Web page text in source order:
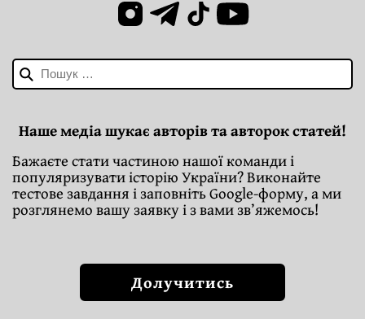
Пошук:
Наше медіа шукає авторів та авторок статей!
Бажаєте стати частиною нашої команди і
популяризувати історію України? Виконайте
тестове завдання і заповніть Google-форму, а ми
розглянемо вашу заявку і з вами зв’яжемось!
Долучитись